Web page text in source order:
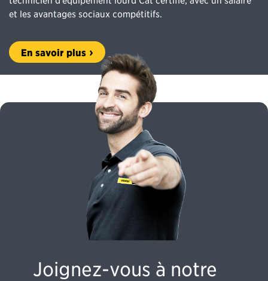
et les avantages sociaux compétitifs.
En savoir plus
Joignez-vous à notre